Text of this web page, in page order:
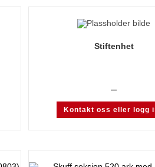
Stiftenhet
–
Kontakt oss eller logg